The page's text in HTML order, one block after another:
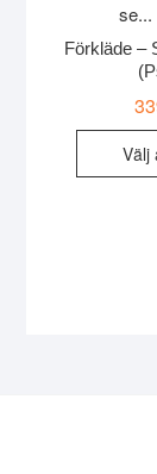
Förkläde –
Välj